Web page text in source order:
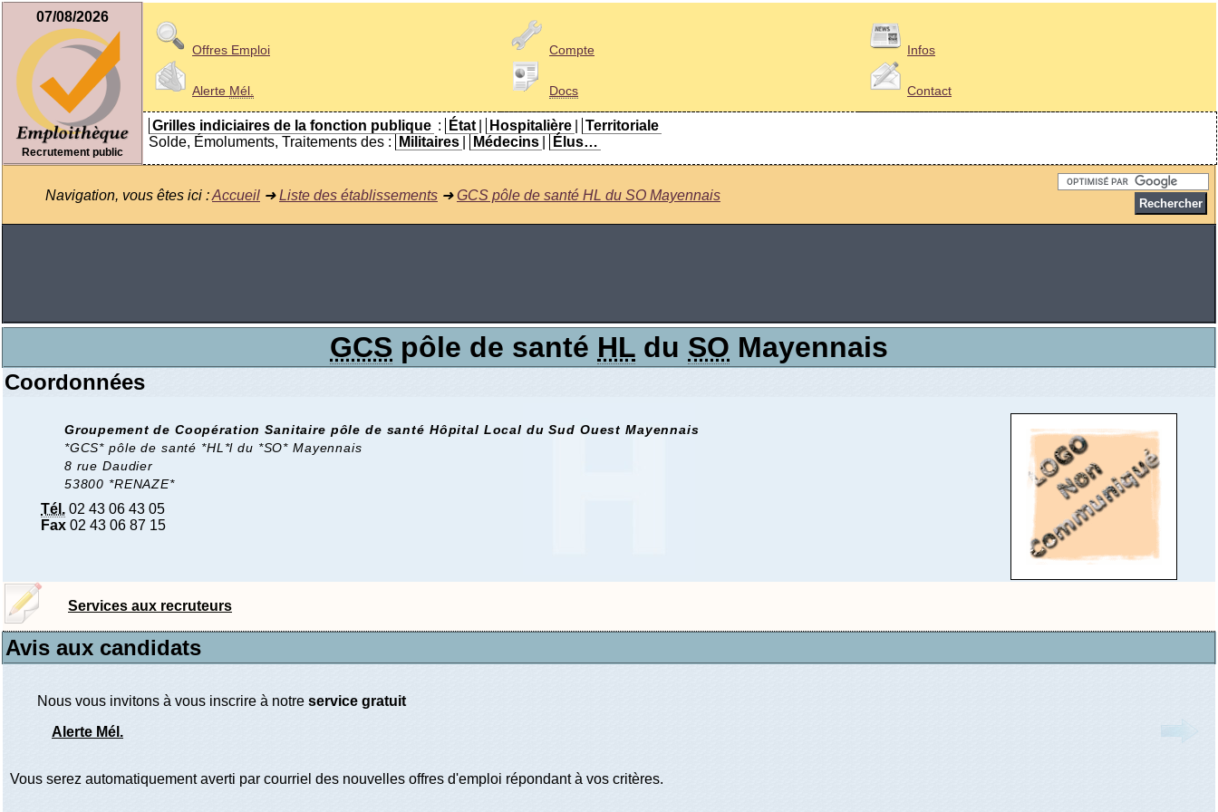
07/08/2026
Recrutement public
Offres Emploi
Alerte Mél.
Compte
Docs
Infos
Contact
Grilles indiciaires de la fonction publique : État Hospitalière
Territoriale
Solde, Émoluments, Traitements des :
Militaires Médecins Élus…
Navigation, vous êtes ici :Accueil ➜Liste des établissements ➜GCS pôle de santé HL du SO Mayennais
GCS pôle de santé HL du SO Mayennais
Coordonnées
Groupement de Coopération Sanitaire pôle de santé Hôpital Local du Sud Ouest Mayennais
*GCS* pôle de santé *HL*l du *SO* Mayennais
8 rue Daudier
53800 *RENAZE*
Tél. 02 43 06 43 05
Fax 02 43 06 87 15
Services aux recruteurs
Avis aux candidats
Nous vous invitons à vous inscrire à notre service gratuit
Alerte Mél.
Vous serez automatiquement averti par courriel des nouvelles offres d'emploi répondant à vos critères.